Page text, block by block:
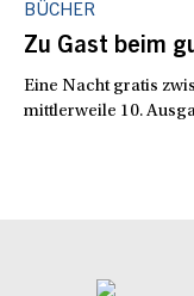
BÜCHER
Zu Gast beim
Eine Nacht gratis
mittlerweile 10.